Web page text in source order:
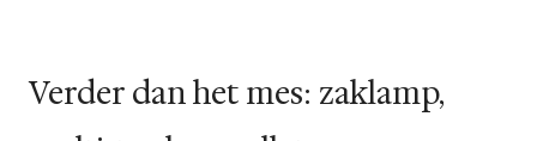
Verder dan het mes: zaklamp,